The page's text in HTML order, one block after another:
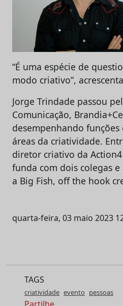
“É uma espécie de
modo criativo”,
Jorge Trindade passou
Comunicação,
desempenhando funções
áreas da criatividade.
diretor criativo da
funda com dois colegas
a Big Fish, off the hook
quarta-feira, 03 maio 2023
TAGS
criatividade evento pessoas
Partilhe